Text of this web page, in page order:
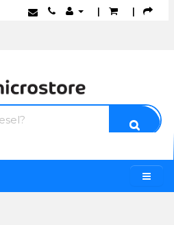
| |